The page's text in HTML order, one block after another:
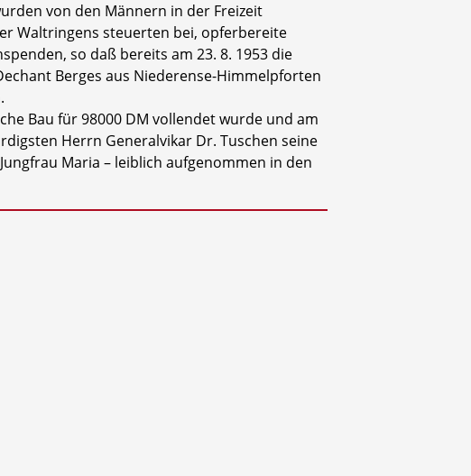
von den Männern in der Freizeit
Waltringens steuerten bei, opferbereite
so daß bereits am 23. 8. 1953 die
Berges aus Niederense-Himmelpforten
Bau für 98000 DM vollendet wurde und am
Herrn Generalvikar Dr. Tuschen seine
Maria – leiblich aufgenom­men in den